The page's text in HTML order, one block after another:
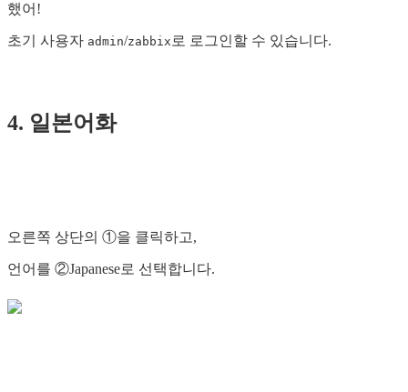
했어!
초기 사용자 admin/zabbix 로 로그인할 수 있습니다.
4. 일본어화
오른쪽 상단의 ①을 클릭하고,
언어를 ②Japanese로 선택합니다.